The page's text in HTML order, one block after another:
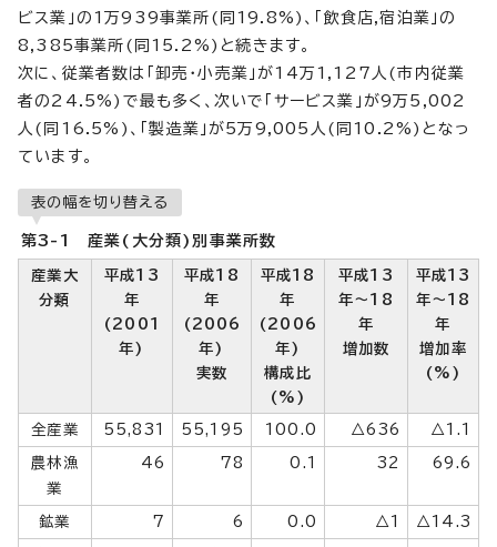
ビス業」の1万939事業所(同19.8%)、「飲食店,宿泊業」の
8,385事業所(同15.2%)と続きます。
次に、従業者数は「卸売・小売業」が14万1,127人(市内従業
者の24.5%)で最も多く、次いで「サービス業」が9万5,002
人(同16.5%)、「製造業」が5万9,005人(同10.2%)となっ
ています。
表の幅を切り替える
第3-1 産業(大分類)別事業所数
産業大
分類
平成13
年
(2001
年)
平成18
年
(2006
年)
実数
平成18
年
(2006
年)
構成比
(%)
平成13
年～18
年
増加数
平成13
年～18
年
増加率
(%)
全産業 55,831 55,195 100.0 △636 △1.1
農林漁
業
46 78 0.1 32 69.6
鉱業 7 6 0.0 △1 △14.3